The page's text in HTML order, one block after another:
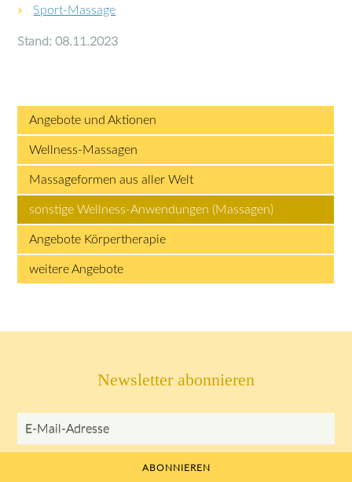
Sport-Massage
Stand: 08.11.2023
Angebote und Aktionen
Wellness-Massagen
Massageformen aus aller Welt
sonstige Wellness-Anwendungen (Massagen)
Angebote Körpertherapie
weitere Angebote
Newsletter abonnieren
E-Mail-Adresse
ABONNIEREN